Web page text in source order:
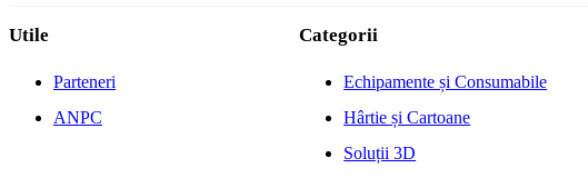
Utile
Parteneri
ANPC
Categorii
Echipamente și Consumabile
Hârtie și Cartoane
Soluții 3D